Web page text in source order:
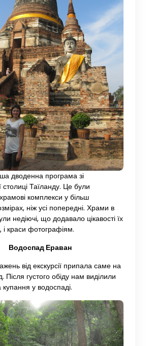
дводенна програма зі
столиці Таїланду. Це були
комплекси у більш
ніж усі попередні. Храми в
недіючі, що додавало цікавості їх
і краси фотографіям.
Водоспад Ераван
від екскурсії припала саме на
Після густого обіду нам виділили
купання у водоспаді.